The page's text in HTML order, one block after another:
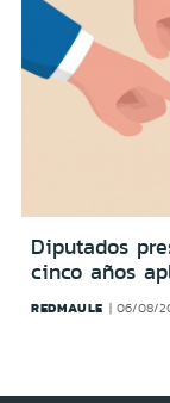
Diputados
cinco años
REDMAULE 06/08/